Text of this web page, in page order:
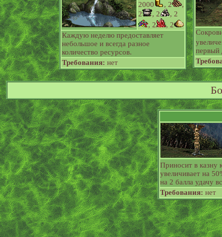
2000
, 2
,
2
, 2
, 2
, 2
, 2
Каждую неделю предоставляет
небольшое и всегда разное
количество ресурсов.
Требования: нет
первый
Приносит в казну
увеличивает на
на 2 балла удачу
Требования:нет